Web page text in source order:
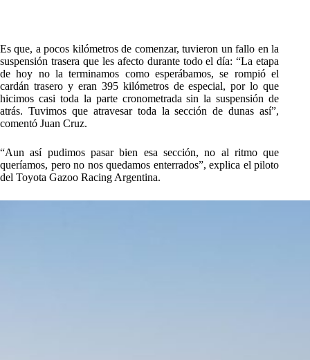
Es que, a pocos kilómetros de comenzar, tuvieron un fallo en la
suspensión trasera que les afecto durante todo el día: “La etapa
de hoy no la terminamos como esperábamos, se rompió el
cardán trasero y eran 395 kilómetros de especial, por lo que
hicimos casi toda la parte cronometrada sin la suspensión de
atrás. Tuvimos que atravesar toda la sección de dunas así”,
comentó Juan Cruz.
“Aun así pudimos pasar bien esa sección, no al ritmo que
queríamos, pero no nos quedamos enterrados”, explica el piloto
del Toyota Gazoo Racing Argentina.